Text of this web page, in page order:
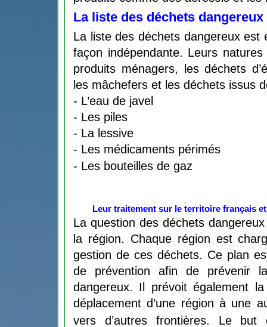
La liste des déchets
La liste des déchets dangereux est
façon indépendante. Leurs
produits ménagers, les déchets
les mâchefers et les déchets issus
- L’eau de javel
- Les piles
- La lessive
- Les médicaments périmés
- Les bouteilles de gaz
Leur traitement sur le territoire français
La question des déchets
la région. Chaque région est
gestion de ces déchets. Ce plan
de prévention afin de prévenir
dangereux. Il prévoit également
déplacement d’une région à une
vers
d’autres frontières. Le but